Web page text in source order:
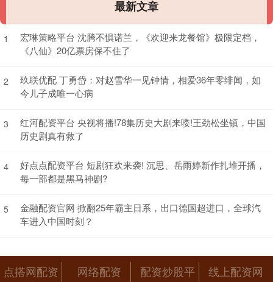
最新文章
1
宏琳策略平台 沈腾不惧诺兰，《欢迎来龙餐馆》极限定档，
《八仙》20亿票房保不住了
2
玖联优配 丁勇岱：对赵雪华一见钟情，相爱36年零绯闻，如
今儿子成唯一心病
3
红河配资平台 央视将播!78集历史大剧来喽!王劲松坐镇，中国
历史剧真有救了
4
好点点配资平台 短剧狂欢来袭! 沉思、岳雨婷新作扎堆开播，
每一部都是黑马神剧?
5
金融配资官网 掀翻25年霸主日系，出口德国超进口，全球汽
车进入中国时刻？
点搭网配资 网络配资
配资炒股平
线上配资网